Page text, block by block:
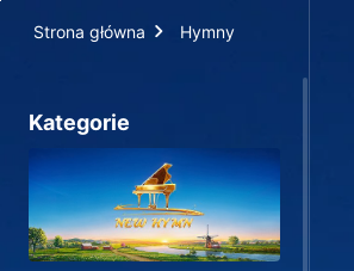
Strona główna Hymny
Kategorie